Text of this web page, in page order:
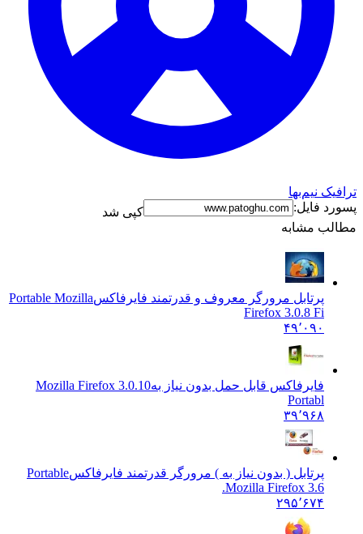
ترافیک نیم‌بها
پسورد فایل:
کپی شد
مطالب مشابه
پرتابل مرورگر معروف و قدرتمند فایرفاکسPortable Mozilla
Firefox 3.0.8 Fi
۴۹٬۰۹۰
فایرفاکس قابل حمل بدون نیاز بهMozilla Firefox 3.0.10
Portabl
۳۹٬۹۶۸
پرتابل ( بدون نیاز به ) مرورگر قدرتمند فایرفاکسPortable
Mozilla Firefox 3.6.
۲۹۵٬۶۷۴